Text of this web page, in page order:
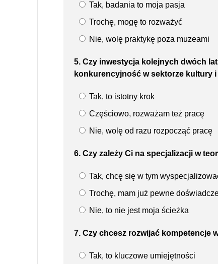
Tak, badania to moja pasja
Trochę, mogę to rozważyć
Nie, wolę praktykę poza muzeami
5. Czy inwestycja kolejnych dwóch
konkurencyjność w sektorze kultury
Tak, to istotny krok
Częściowo, rozważam też pracę
Nie, wolę od razu rozpocząć pracę
6. Czy zależy Ci na specjalizacji w
Tak, chcę się w tym
Trochę, mam już pewne
Nie, to nie jest moja ścieżka
7. Czy chcesz rozwijać kompetencje
Tak, to kluczowe umiejętności